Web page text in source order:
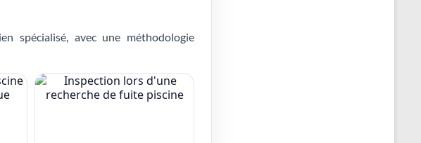
spécialisé, avec une méthodologie